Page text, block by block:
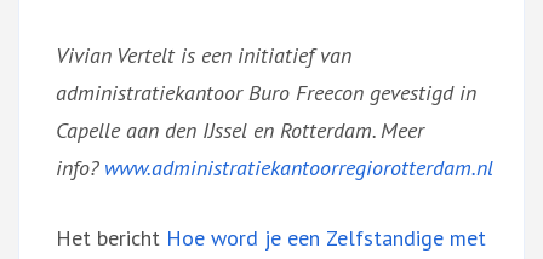
Vivian Vertelt is een initiatief van
administratiekantoor Buro Freecon gevestigd in
Capelle aan den IJssel en Rotterdam. Meer
info? www.administratiekantoorregiorotterdam.nl
Het bericht Hoe word je een Zelfstandige met